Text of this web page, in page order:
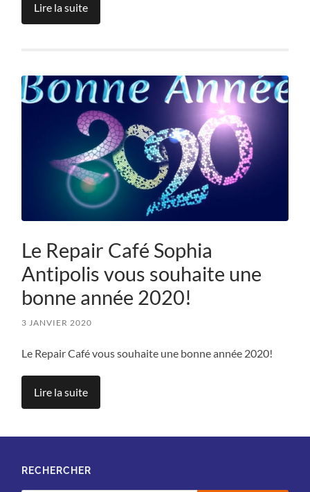
Lire la suite
Le Repair Café Sophia
Antipolis vous souhaite une
bonne année 2020!
3 JANVIER 2020
Le Repair Café vous souhaite une bonne année 2020!
Lire la suite
RECHERCHER